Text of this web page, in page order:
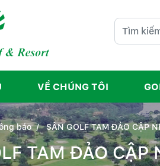
VỀ CHÚNG TÔI
báo SÂN GOLF TAM ĐẢO CẬP
TAM ĐẢO